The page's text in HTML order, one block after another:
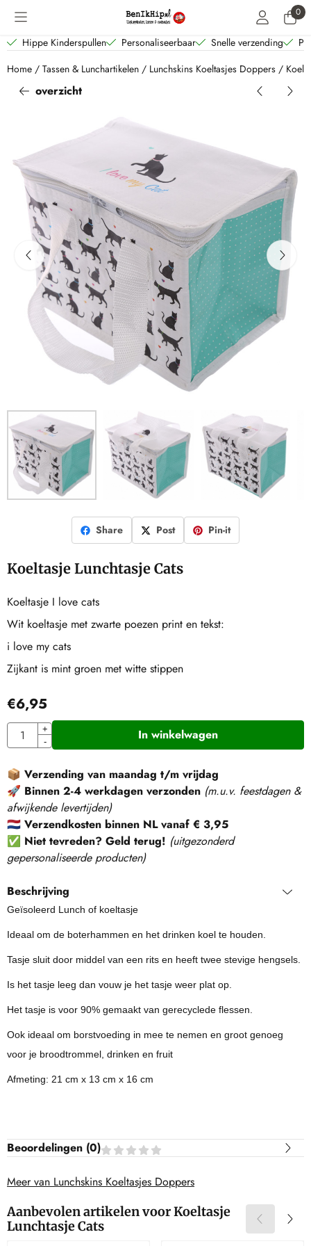
Cookievoorkeuren zijn beschikbaar. Kies instellingen of sta alle 0
Hippe Kinderspullen Personaliseerbaar Snelle verzending
Home / Tassen & Lunchartikelen / Lunchskins Koeltasjes Doppers /
overzicht
Share Post Pin-it
Koeltasje Lunchtasje Cats
Koeltasje I love cats
Wit koeltasje met zwarte poezen print en tekst:
i love my cats
Zijkant is mint groen met witte stippen
€6,95
Aantal
+
-
In winkelwagen
📦 Verzending van maandag t/m vrijdag
🚀 Binnen 2-4 werkdagen verzonden (m.u.v. feestdagen &
afwijkende levertijden)
🇳🇱 Verzendkosten binnen NL vanaf € 3,95
✅ Niet tevreden? Geld terug! (uitgezonderd
gepersonaliseerde producten)
Beschrijving
Geïsoleerd Lunch of koeltasje
Ideaal om de boterhammen en het drinken koel te houden.
Tasje sluit door middel van een rits en heeft twee stevige hengsels.
Is het tasje leeg dan vouw je het tasje weer plat op.
Het tasje is voor 90% gemaakt van gerecyclede flessen.
Ook ideaal om borstvoeding in mee te nemen en groot genoeg
voor je broodtrommel, drinken en fruit
Afmeting: 21 cm x 13 cm x 16 cm
Beoordelingen (0)
Meer van Lunchskins Koeltasjes Doppers
Aanbevolen artikelen voorKoeltasje
Lunchtasje Cats